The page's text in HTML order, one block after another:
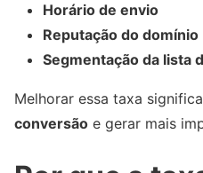
Horário de envio
Reputação do domínio
Segmentação da lista
Melhorar essa taxa significa
conversão e gerar mais